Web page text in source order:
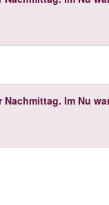
Nachmittag. Im Nu